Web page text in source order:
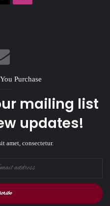
Purchase
mailing list
updates!
amet, consectetur.